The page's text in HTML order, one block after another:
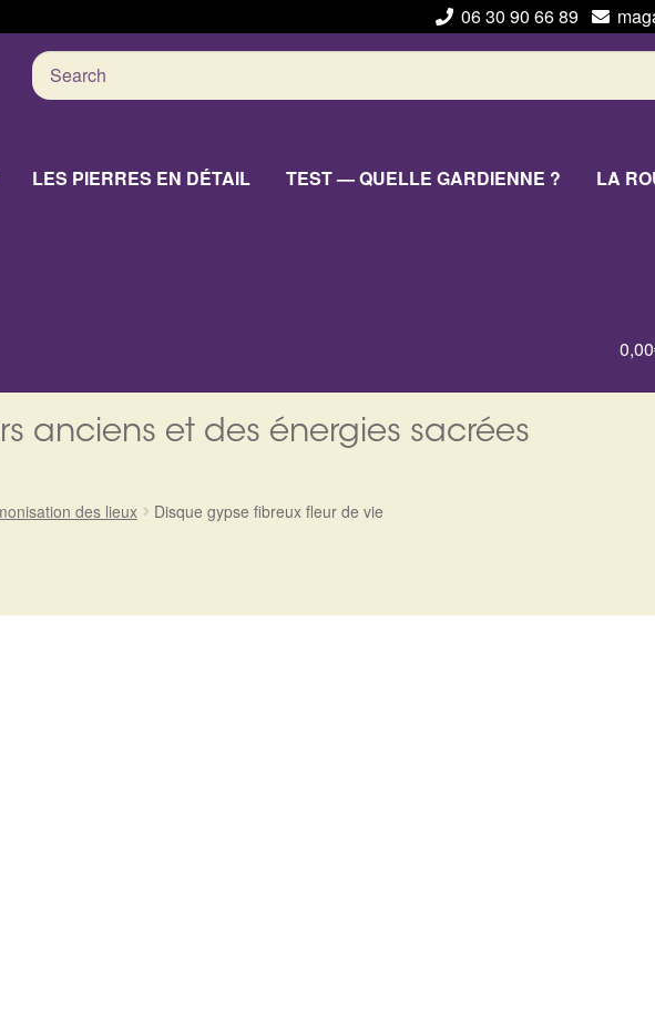
06 30 90 66 89
Search
for:
LES PIERRES EN DÉTAIL TEST — QUELLE GARDIENNE ? LA
0,00
anciens et des énergies sacrées
des lieux Disque gypse fibreux fleur de vie